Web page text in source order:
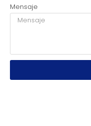
Mensaje